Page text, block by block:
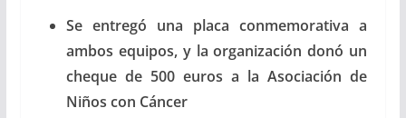
Se entregó una placa conmemorativa a
ambos equipos, y la organización donó un
cheque de 500 euros a la Asociación de
Niños con Cáncer